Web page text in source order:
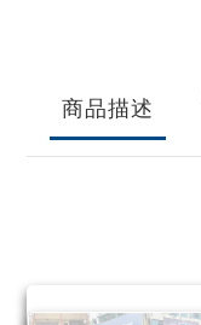
商品描述